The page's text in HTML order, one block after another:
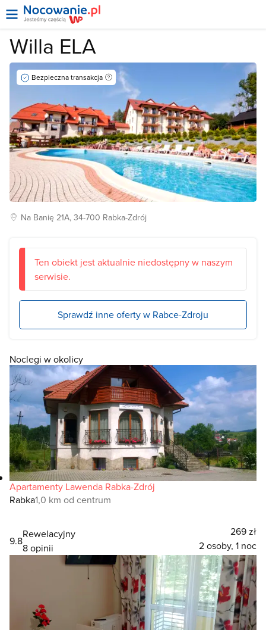
Willa ELA
Bezpieczna transakcja
Na Banię 21A, 34-700 Rabka-Zdrój
Ten obiekt jest aktualnie niedostępny w naszym
serwisie.
Sprawdź inne oferty w Rabce-Zdroju
Noclegi w okolicy
Apartamenty Lawenda Rabka-Zdrój
Rabka1,0 km od centrum
9.8
Rewelacyjny
8 opinii
269 zł
2 osoby, 1 noc